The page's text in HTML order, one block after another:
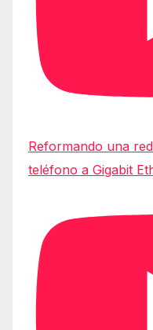
Reformando una
teléfono a Gigabit